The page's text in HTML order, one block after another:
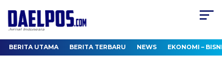
BERITA UTAMA BERITA TERBARU NEWS EKONOMI –